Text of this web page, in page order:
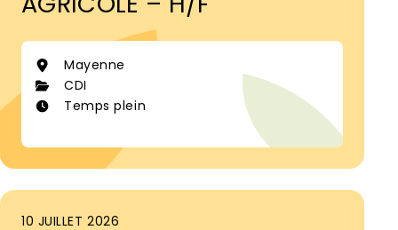
Mayenne
CDI
Temps plein
10 JUILLET 2026